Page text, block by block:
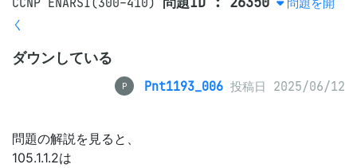
く
ダウンしている
P Pnt1193_006 投稿日 2025/06/12
問題の解説を見ると、
105.1.1.2は